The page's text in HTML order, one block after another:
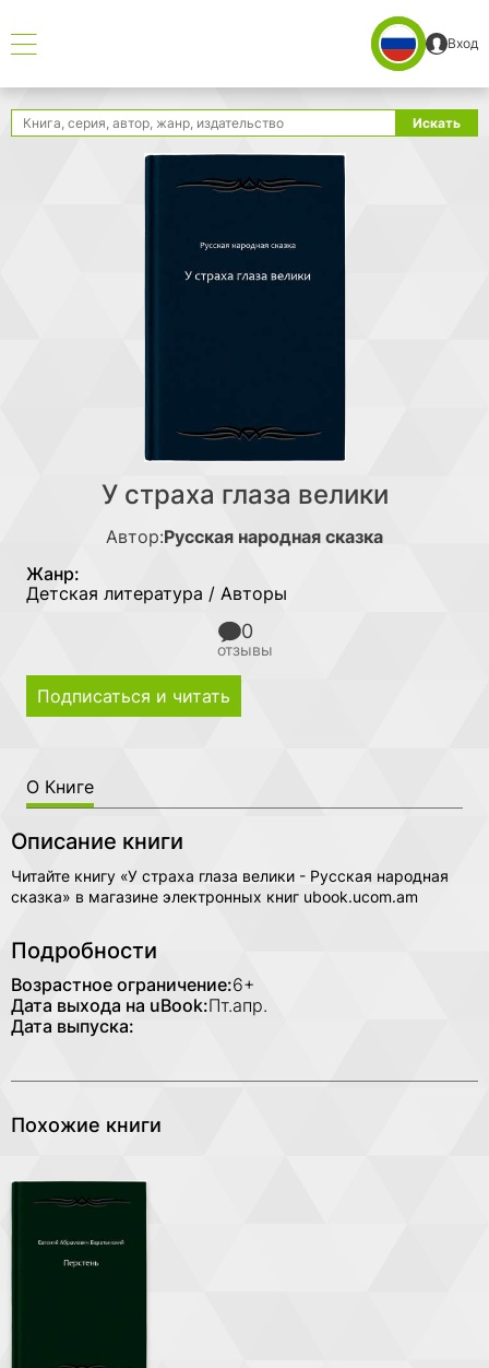
Вход
Поиск Искать
У страха глаза велики
Автор:Русская народная сказка
Жанр:
Детская литература / Авторы
0
отзывы
Подписаться и читать
О Книге
Описание книги
Читайте книгу «У страха глаза велики - Русская народная
сказка» в магазине электронных книг ubook.ucom.am
Подробности
Возрастное ограничение:6+
Дата выхода на uBook:Пт.апр.
Дата выпуска:
Похожие книги